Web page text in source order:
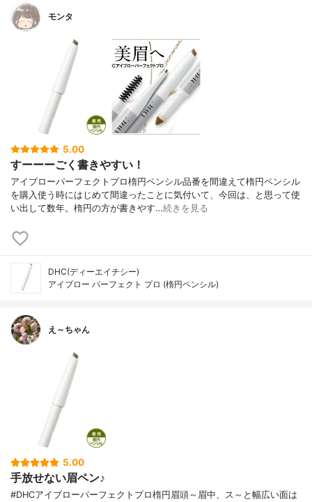
モンタ
5.00
すーーーごく書きやすい！
アイブローパーフェクトプロ楕円ペンシル品番を間違えて楕円ペンシル
を購入使う時にはじめて間違ったことに気付いて、今回は、と思って使
い出して数年。楕円の方が書きやす…続きを見る
DHC(ディーエイチシー)
アイブロー パーフェクト プロ (楕円ペンシル)
え～ちゃん
5.00
手放せない眉ペン♪
#DHCアイブローパーフェクトプロ楕円眉頭～眉中、ス～と幅広い面は